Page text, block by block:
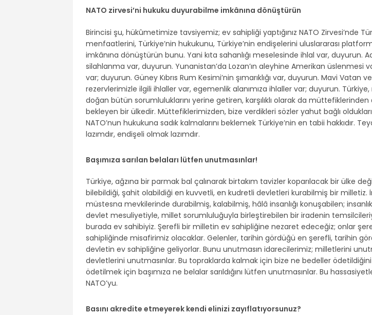
NATO zirvesi’ni hukuku duyurabilme imkânına dönüştürün
Birincisi şu, hükûmetimize tavsiyemiz; ev sahipliği yaptığınız NATO Zirvesi’nde
menfaatlerini, Türkiye’nin hukukunu, Türkiye’nin endişelerini uluslararası
imkânına dönüştürün bunu. Yani kıta sahanlığı meselesinde ihlal var, duyurun.
silahlanma var, duyurun. Yunanistan’da Lozan’ın aleyhine Amerikan üslenmesi
var; duyurun. Güney Kıbrıs Rum Kesimi’nin şımarıklığı var, duyurun. Mavi Vatan
rezervlerimizle ilgili ihlaller var, egemenlik alanımıza ihlaller var; duyurun.
doğan bütün sorumluluklarını yerine getiren, karşılıklı olarak da müttefiklerinden
bekleyen bir ülkedir. Müttefiklerimizden, bize verdikleri sözler yahut bağlı
NATO’nun hukukuna sadık kalmalarını beklemek Türkiye’nin en tabii hakkıdır.
lazımdır, endişeli olmak lazımdır.
Başımıza sarılan belaları lütfen unutmasınlar!
Türkiye, ağzına bir parmak bal çalınarak birtakım tavizler koparılacak bir ülke
bilebildiği, şahit olabildiği en kuvvetli, en kudretli devletleri kurabilmiş bir milletiz.
müstesna mevkilerinde durabilmiş, kalabilmiş, hâlâ insanlığı konuşabilen;
devlet mesuliyetiyle, millet sorumluluğuyla birleştirebilen bir iradenin
burada ev sahibiyiz. Şerefli bir milletin ev sahipliğine nezaret edeceğiz; onlar
sahipliğinde misafirimiz olacaklar. Gelenler, tarihin gördüğü en şerefli, tarihin
devletin ev sahipliğine geliyorlar. Bunu unutmasın idarecilerimiz; milletlerini
devletlerini unutmasınlar. Bu topraklarda kalmak için bize ne bedeller
ödetilmek için başımıza ne belalar sarıldığını lütfen unutmasınlar. Bu
NATO’yu.
Basını akredite etmeyerek kendi elinizi zayıflatıyorsunuz?